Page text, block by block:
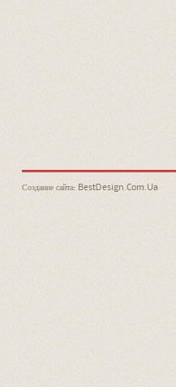
Создание сайта: BestDesign.Com.Ua